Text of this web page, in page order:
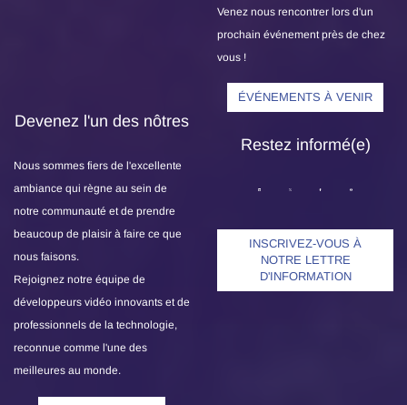
Venez nous rencontrer lors d'un
prochain événement près de chez
vous !
ÉVÉNEMENTS À VENIR
Devenez l'un des nôtres
Nous sommes fiers de l'excellente
ambiance qui règne au sein de
notre communauté et de prendre
beaucoup de plaisir à faire ce que
nous faisons.
Rejoignez notre équipe de
développeurs vidéo innovants et de
professionnels de la technologie,
reconnue comme l'une des
meilleures au monde.
Restez informé(e)
INSCRIVEZ-VOUS À
NOTRE LETTRE
D'INFORMATION